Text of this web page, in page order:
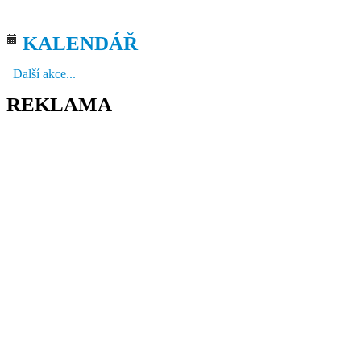
KALENDÁŘ
Další akce...
REKLAMA